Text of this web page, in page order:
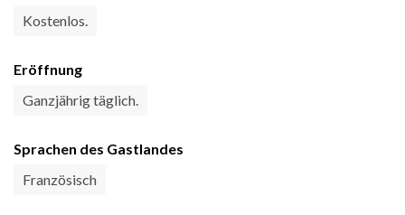
Kostenlos.
Eröffnung
Ganzjährig täglich.
Sprachen des Gastlandes
Französisch